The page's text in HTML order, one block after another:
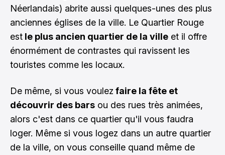
Néerlandais) abrite aussi quelques-unes des plus
anciennes églises de la ville. Le Quartier Rouge
est le plus ancien quartier de la ville et il offre
énormément de contrastes qui ravissent les
touristes comme les locaux.
De même, si vous voulez faire la fête et
découvrir des bars ou des rues très animées,
alors c'est dans ce quartier qu'il vous faudra
loger. Même si vous logez dans un autre quartier
de la ville, on vous conseille quand même de